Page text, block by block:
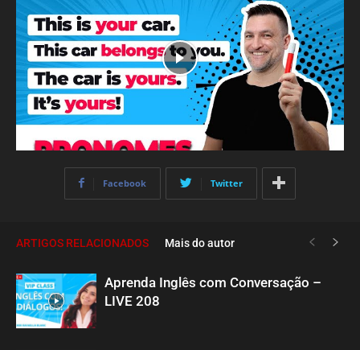
Facebook Twitter
ARTIGOS RELACIONADOS Mais do autor
Aprenda Inglês com Conversação –
LIVE 208